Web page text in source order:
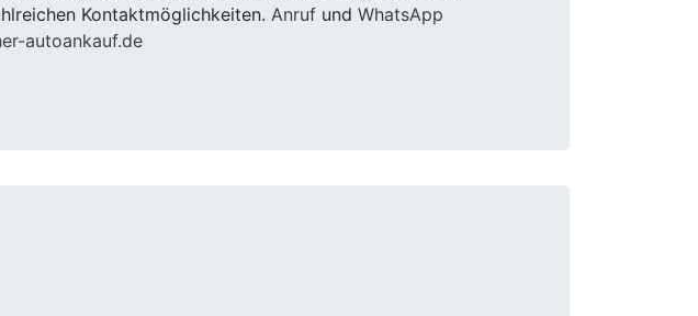
Kontaktmöglichkeiten. Anruf und WhatsApp
autoankauf.de